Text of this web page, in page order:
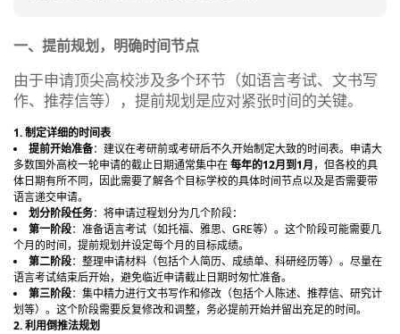
一、提前规划，明确时间节点
由于申请顶尖高校涉及多个环节（如语言考试、文书写
作、推荐信等），提前规划是应对紧张时间的关键。
1. 制定详细的时间表
提前开始准备：建议在考研前或考研后不久开始制定大致的时间表。申请大
多数国外高校一轮申请的截止日期通常集中在每年的12月到1月，但各校的具
体日期有所不同，因此需要了解各个目标学校的具体时间节点以及是否需要带
语言递交申请。
划分阶段任务：将申请过程划分为几个阶段：
第一阶段：准备语言考试（如托福、雅思、GRE等）。这个阶段可能需要几
个月的时间，提前规划并设定每个月的目标成绩。
第二阶段：整理申请材料（包括个人简历、成绩单、科研经历等）。尽量在
语言考试结束后开始，避免临近申请截止日期时匆忙准备。
第三阶段：集中精力进行文书写作和修改（包括个人陈述、推荐信、研究计
划等）。这个阶段需要反复修改和调整，务必提前开始并留出充足的时间。
2. 利用倒推法规划